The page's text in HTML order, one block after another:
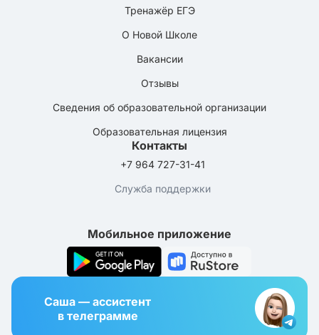
Тренажёр ЕГЭ
О Новой Школе
Вакансии
Отзывы
Сведения об образовательной организации
Образовательная лицензия
Контакты
+7 964 727-31-41
Служба поддержки
Мобильное приложение
Саша — ассистент
в телеграмме